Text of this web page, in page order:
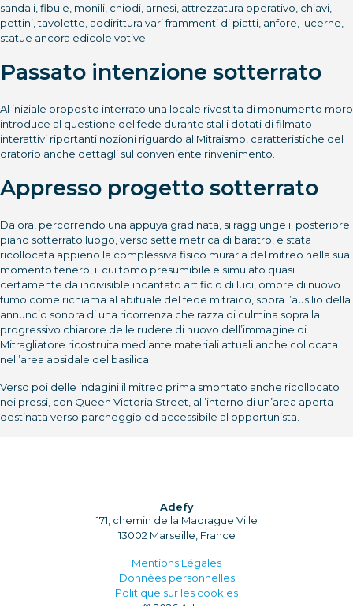
sandali, fibule, monili, chiodi, arnesi, attrezzatura operativo, chiavi,
pettini, tavolette, addirittura vari frammenti di piatti, anfore, lucerne,
statue ancora edicole votive.
Passato intenzione sotterrato
Al iniziale proposito interrato una locale rivestita di monumento moro
introduce al questione del fede durante stalli dotati di filmato
interattivi riportanti nozioni riguardo al Mitraismo, caratteristiche del
oratorio anche dettagli sul conveniente rinvenimento.
Appresso progetto sotterrato
Da ora, percorrendo una appuya gradinata, si raggiunge il posteriore
piano sotterrato luogo, verso sette metrica di baratro, e stata
ricollocata appieno la complessiva fisico muraria del mitreo nella sua
momento tenero, il cui tomo presumibile e simulato quasi
certamente da indivisible incantato artificio di luci, ombre di nuovo
fumo come richiama al abituale del fede mitraico, sopra l’ausilio della
annuncio sonora di una ricorrenza che razza di culmina sopra la
progressivo chiarore delle rudere di nuovo dell’immagine di
Mitragliatore ricostruita mediante materiali attuali anche collocata
nell’area absidale del basilica.
Verso poi delle indagini il mitreo prima smontato anche ricollocato
nei pressi, con Queen Victoria Street, all’interno di un’area aperta
destinata verso parcheggio ed accessibile al opportunista.
Adefy
171, chemin de la Madrague Ville
13002 Marseille, France
Mentions Légales
Données personnelles
Politique sur les cookies